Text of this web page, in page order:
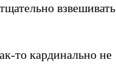
взвешивать
то кардинально не